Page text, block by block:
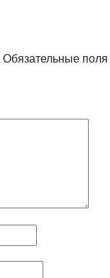
Обязательные поля